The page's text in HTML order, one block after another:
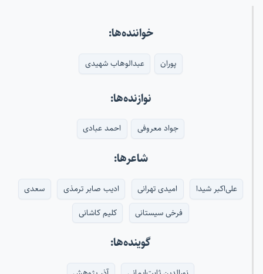
خواننده‌ها:
پوران عبدالوهاب شهیدی
نوازنده‌ها:
جواد معروفی احمد عبادی
شاعرها:
علی‌اکبر شیدا امیدی تهرانی ادیب صابر ترمذی
سعدی
فرخی سیستانی
کلیم کاشانی
گوینده‌ها: